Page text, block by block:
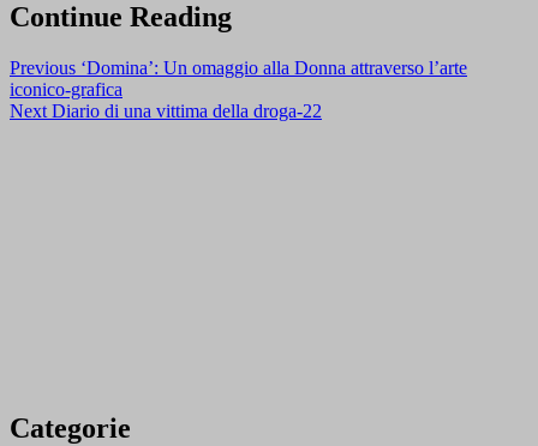
Continue Reading
Previous ‘Domina’: Un omaggio alla Donna attraverso l’arte
iconico-grafica
Next Diario di una vittima della droga-22
Categorie